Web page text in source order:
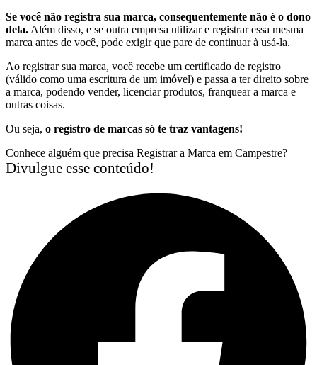
Se você não registra sua marca, consequentemente não é o dono
dela. Além disso, e se outra empresa utilizar e registrar essa mesma
marca antes de você, pode exigir que pare de continuar à usá-la.
Ao registrar sua marca, você recebe um certificado de registro
(válido como uma escritura de um imóvel) e passa a ter direito sobre
a marca, podendo vender, licenciar produtos, franquear a marca e
outras coisas.
Ou seja, o registro de marcas só te traz vantagens!
Conhece alguém que precisa Registrar a Marca em Campestre?
Divulgue esse conteúdo!